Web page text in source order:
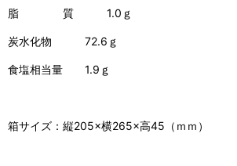
脂 質 1.0ｇ
炭水化物 72.6ｇ
食塩相当量 1.9ｇ
箱サイズ：縦205×横265×高45（ｍｍ）